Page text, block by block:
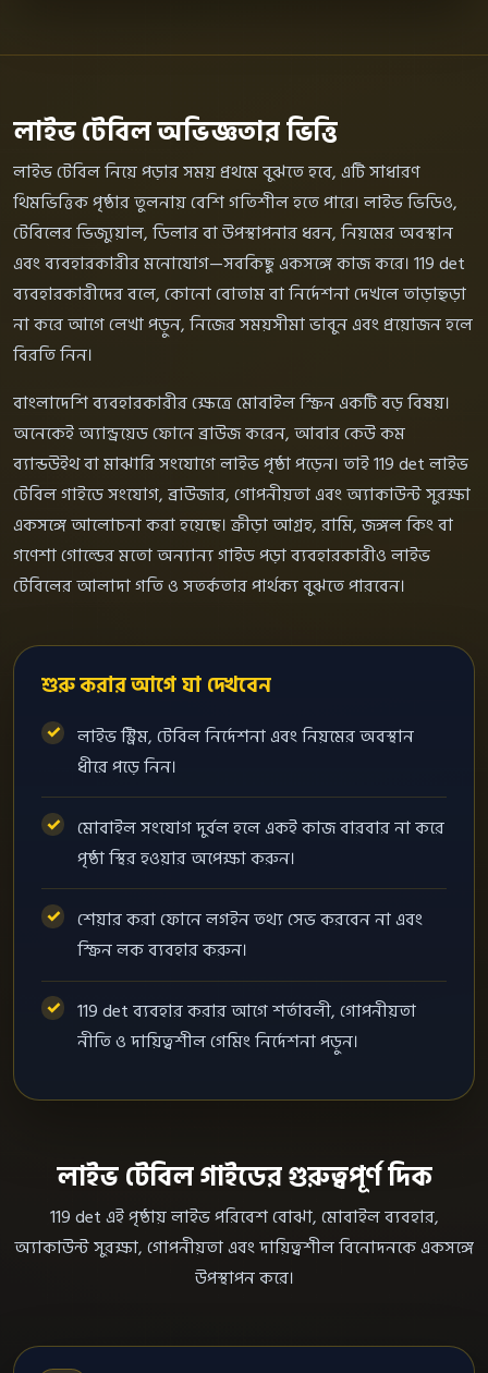
লাইভ টেবিল অভিজ্ঞতার ভিত্তি
লাইভ টেবিল নিয়ে পড়ার সময় প্রথমে বুঝতে হবে, এটি সাধারণ
থিমভিত্তিক পৃষ্ঠার তুলনায় বেশি গতিশীল হতে পারে। লাইভ ভিডিও,
টেবিলের ভিজ্যুয়াল, ডিলার বা উপস্থাপনার ধরন, নিয়মের অবস্থান
এবং ব্যবহারকারীর মনোযোগ—সবকিছু একসঙ্গে কাজ করে। 119 det
ব্যবহারকারীদের বলে, কোনো বোতাম বা নির্দেশনা দেখলে তাড়াহুড়া
না করে আগে লেখা পড়ুন, নিজের সময়সীমা ভাবুন এবং প্রয়োজন হলে
বিরতি নিন।
বাংলাদেশি ব্যবহারকারীর ক্ষেত্রে মোবাইল স্ক্রিন একটি বড় বিষয়।
অনেকেই অ্যান্ড্রয়েড ফোনে ব্রাউজ করেন, আবার কেউ কম
ব্যান্ডউইথ বা মাঝারি সংযোগে লাইভ পৃষ্ঠা পড়েন। তাই 119 det লাইভ
টেবিল গাইডে সংযোগ, ব্রাউজার, গোপনীয়তা এবং অ্যাকাউন্ট সুরক্ষা
একসঙ্গে আলোচনা করা হয়েছে। ক্রীড়া আগ্রহ, রামি, জঙ্গল কিং বা
গণেশা গোল্ডের মতো অন্যান্য গাইড পড়া ব্যবহারকারীও লাইভ
টেবিলের আলাদা গতি ও সতর্কতার পার্থক্য বুঝতে পারবেন।
শুরু করার আগে যা দেখবেন
লাইভ স্ট্রিম, টেবিল নির্দেশনা এবং নিয়মের অবস্থান
ধীরে পড়ে নিন।
মোবাইল সংযোগ দুর্বল হলে একই কাজ বারবার না করে
পৃষ্ঠা স্থির হওয়ার অপেক্ষা করুন।
শেয়ার করা ফোনে লগইন তথ্য সেভ করবেন না এবং
স্ক্রিন লক ব্যবহার করুন।
119 det ব্যবহার করার আগে শর্তাবলী, গোপনীয়তা
নীতি ও দায়িত্বশীল গেমিং নির্দেশনা পড়ুন।
লাইভ টেবিল গাইডের গুরুত্বপূর্ণ দিক
119 det এই পৃষ্ঠায় লাইভ পরিবেশ বোঝা, মোবাইল ব্যবহার,
অ্যাকাউন্ট সুরক্ষা, গোপনীয়তা এবং দায়িত্বশীল বিনোদনকে একসঙ্গে
উপস্থাপন করে।